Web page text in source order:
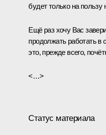
будет только на
Ещё раз хочу Вас
продолжать работать в
это, прежде всего,
<…>
Статус материала